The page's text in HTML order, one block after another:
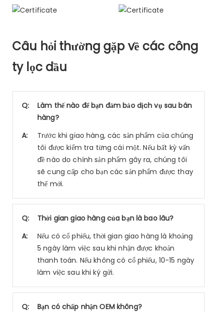
Câu hỏi thường gặp về các công
ty lọc dầu
Q:
Làm thế nào để bạn đảm bảo dịch vụ sau bán
hàng?
A:
Trước khi giao hàng, các sản phẩm của chúng
tôi được kiểm tra từng cái một. Nếu bất kỳ vấn
đề nào do chính sản phẩm gây ra, chúng tôi
sẽ cung cấp cho bạn các sản phẩm được thay
thế mới.
Q:
Thời gian giao hàng của bạn là bao lâu?
A:
Nếu có cổ phiếu, thời gian giao hàng là khoảng
5 ngày làm việc sau khi nhận được khoản
thanh toán. Nếu không có cổ phiếu, 10-15 ngày
làm việc sau khi ký gửi.
Q:
Bạn có chấp nhận OEM không?